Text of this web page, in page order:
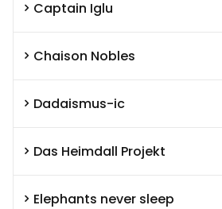
Captain Iglu
Chaison Nobles
Dadaismus-ic
Das Heimdall Projekt
Elephants never sleep